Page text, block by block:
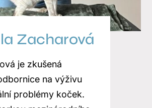
Zacharová
je zkušená
na výživu
problémy koček.